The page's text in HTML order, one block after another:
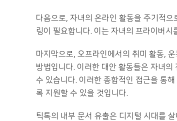
다음으로, 자녀의 온라인 활동을 주기적
링이 필요합니다. 이는 자녀의 프라이버
마지막으로, 오프라인에서의 취미 활동,
방법입니다. 이러한 대안 활동들은 자녀
수 있습니다. 이러한 종합적인 접근을 통
록 지원할 수 있을 것입니다.
틱톡의 내부 문서 유출은 디지털 시대를